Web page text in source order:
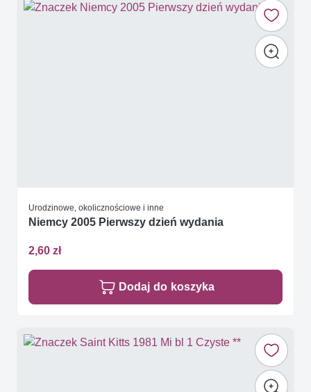
Urodzinowe, okolicznościowe i inne
Niemcy 2005 Pierwszy dzień wydania
2,60 zł
Dodaj do koszyka